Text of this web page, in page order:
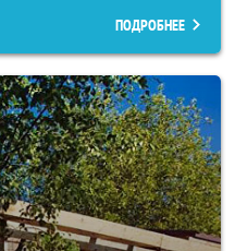
ПОДРОБНЕЕ